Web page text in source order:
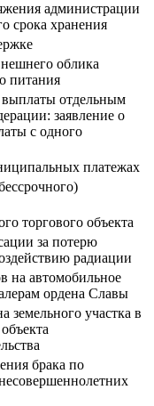
администрации
срока хранения
облика
питания
отдельным
заявление о
с одного
платежах
торгового объекта
за потерю
радиации
на автомобильное
ордена Славы
земельного участка в
брака по